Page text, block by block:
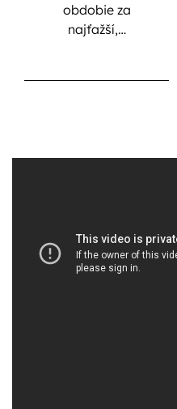
obdobie za
najťažší,…